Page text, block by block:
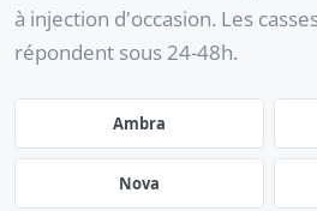
à injection d'occasion. Les
répondent sous 24-48h.
Ambra
Nova